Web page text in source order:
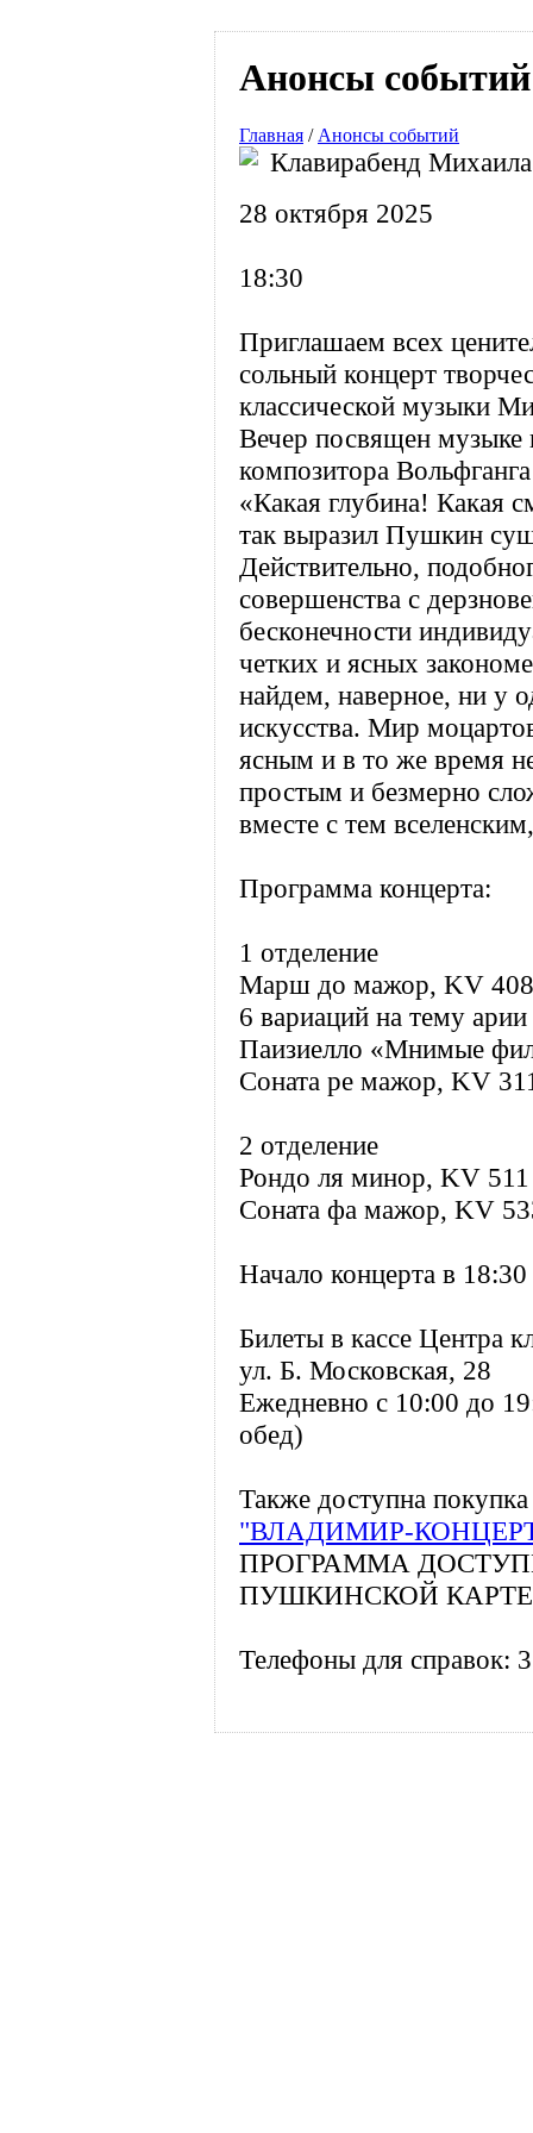
Анонсы событий
Главная /Анонсы событий
Клавирабенд
28 октября 2025
18:30
Приглашаем всех
сольный концерт
классической музыки
Вечер посвящен музыке
композитора
«Какая глубина! Какая
так выразил Пушкин
Действительно,
совершенства с
бесконечности
четких и ясных
найдем, наверное, ни у
искусства. Мир
ясным и в то же время
простым и безмерно
вместе с тем
Программа концерта:
1 отделение
Марш до мажор, KV
6 вариаций на тему
Паизиелло «Мнимые
Соната ре мажор, KV
2 отделение
Рондо ля минор, KV 511
Соната фа мажор, KV
Начало концерта в 18:30
Билеты в кассе Центра
ул. Б. Московская, 28
Ежедневно с 10:00 до
обед)
Также доступна
"ВЛАДИМИР-
ПРОГРАММА
ПУШКИНСКОЙ КАРТЕ
Телефоны для справок: